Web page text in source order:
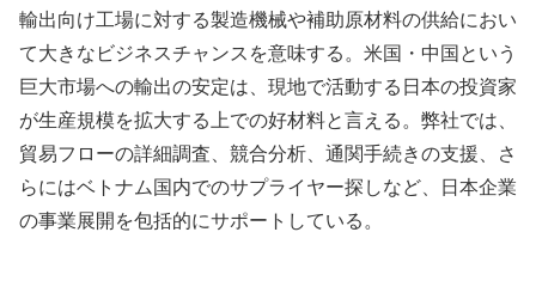
輸出向け工場に対する製造機械や補助原材料の供給におい
て大きなビジネスチャンスを意味する。米国・中国という
巨大市場への輸出の安定は、現地で活動する日本の投資家
が生産規模を拡大する上での好材料と言える。弊社では、
貿易フローの詳細調査、競合分析、通関手続きの支援、さ
らにはベトナム国内でのサプライヤー探しなど、日本企業
の事業展開を包括的にサポートしている。